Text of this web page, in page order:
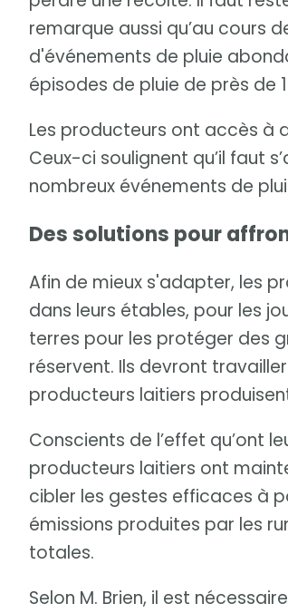
remarque aussi qu’au cours
d'événements de pluie
épisodes de pluie de près de
Les producteurs ont accès à
Ceux-ci soulignent qu’il faut
nombreux événements de
Des solutions pour
Afin de mieux s'adapter, les
dans leurs étables, pour les
terres pour les protéger des
réservent. Ils devront
producteurs laitiers
Conscients de l’effet qu’ont
producteurs laitiers ont
cibler les gestes efficaces à
émissions produites par les
totales.
Selon M. Brien, il est